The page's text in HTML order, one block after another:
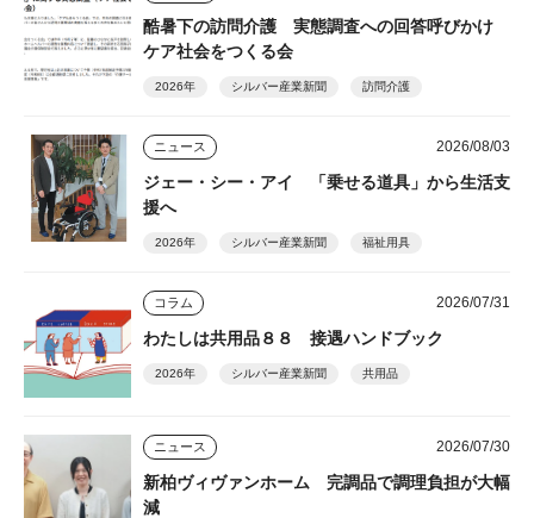
酷暑下の訪問介護 実態調査への回答呼びかけ
ケア社会をつくる会
2026年 シルバー産業新聞 訪問介護
ニュース 2026/08/03
ジェー・シー・アイ 「乗せる道具」から生活支
援へ
2026年 シルバー産業新聞 福祉用具
コラム 2026/07/31
わたしは共用品８８ 接遇ハンドブック
2026年 シルバー産業新聞 共用品
ニュース 2026/07/30
新柏ヴィヴァンホーム 完調品で調理負担が大幅
減